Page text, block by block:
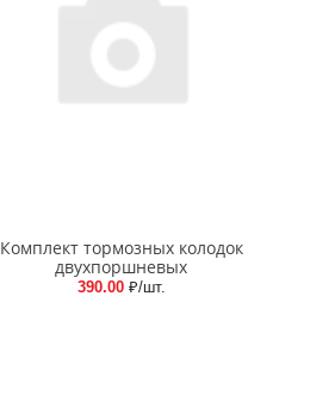
Комплект тормозных колодок
двухпоршневых
390.00 ₽/шт.